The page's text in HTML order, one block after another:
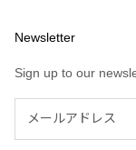
Newsletter
Sign up to our